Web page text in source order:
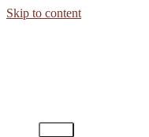
Skip to content